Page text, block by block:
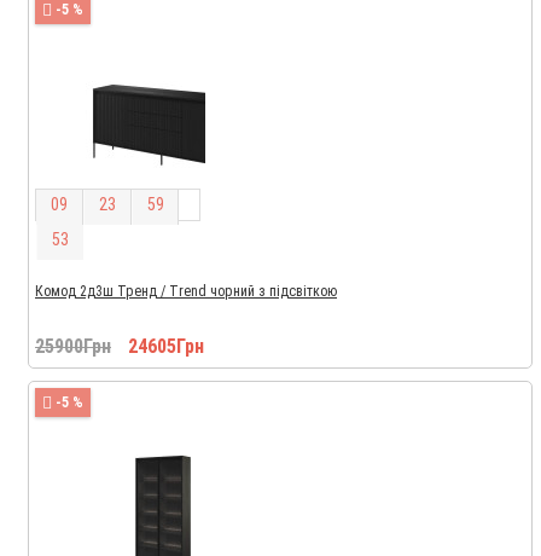
-5 %
09 23 59
52
Комод 2д3ш Тренд / Trend чорний з підсвіткою
25900Грн 24605Грн
-5 %